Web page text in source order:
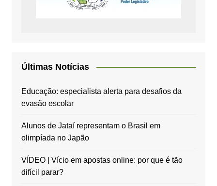
Últimas Notícias
Educação: especialista alerta para desafios da
evasão escolar
Alunos de Jataí representam o Brasil em
olimpíada no Japão
VÍDEO | Vício em apostas online: por que é tão
difícil parar?